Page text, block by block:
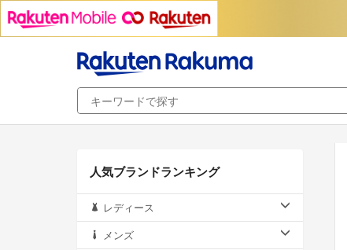
人気ブランドランキング
レディース
メンズ